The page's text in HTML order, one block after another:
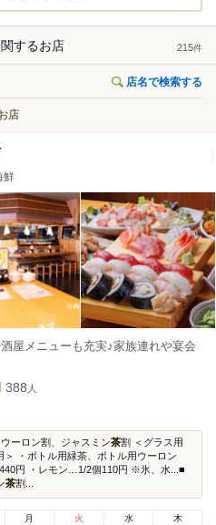
するお店 215件
店名で検索する
店
鮮
屋メニューも充実♪家族連れや宴会
388 人
ーロン割、ジャスミン茶割 ＜グラス用
・ボトル用緑茶、ボトル用ウーロン
円 ・レモン…1/2個110円 ※氷、水...■
茶割...
月 火 水 木